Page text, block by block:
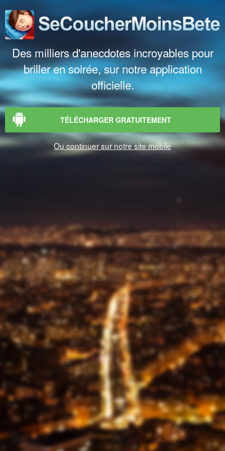
Des milliers d'anecdotes incroyables pour
briller en soirée, sur notre application
officielle.
TÉLÉCHARGER GRATUITEMENT
Ou continuer sur notre site mobile